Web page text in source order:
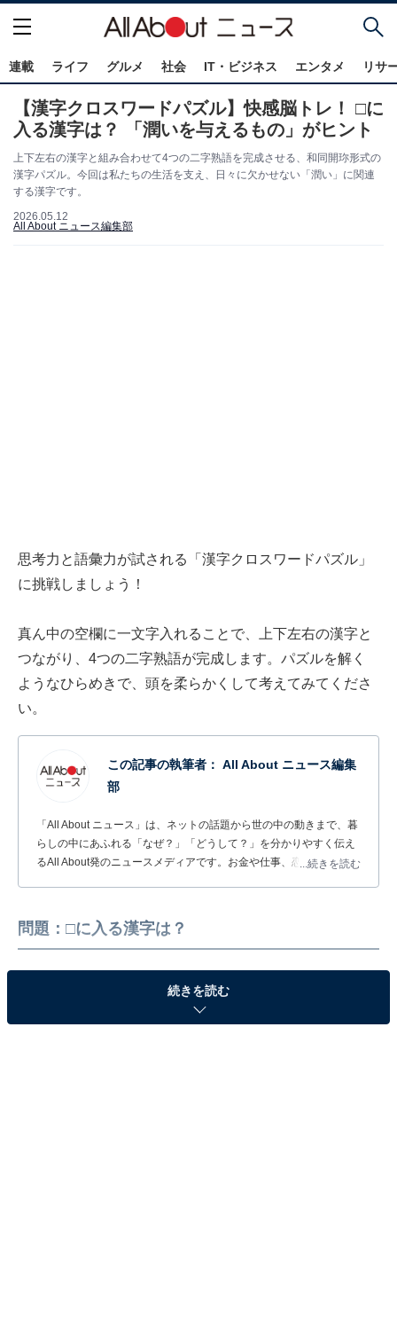
連載 ライフ グルメ 社会 IT・ビジネス エンタメ リサ
【漢字クロスワードパズル】快感脳トレ！ □に
入る漢字は？ 「潤いを与えるもの」がヒント
上下左右の漢字と組み合わせて4つの二字熟語を完成させる、和同開珎形式の
漢字パズル。今回は私たちの生活を支え、日々に欠かせない「潤い」に関連
する漢字です。
2026.05.12
All About ニュース編集部
思考力と語彙力が試される「漢字クロスワードパズル」
に挑戦しましょう！
真ん中の空欄に一文字入れることで、上下左右の漢字と
つながり、4つの二字熟語が完成します。パズルを解く
ようなひらめきで、頭を柔らかくして考えてみてくださ
い。
この記事の執筆者： All About ニュース編集
部
「All About ニュース」は、ネットの話題から世の中の動きまで、暮
らしの中にあふれる「なぜ？」「どうして？」を分かりやすく伝え
るAll About発のニュースメディアです。お金や仕事、恋愛、ITに関
...続きを読む
問題：□に入る漢字は？
続きを読む